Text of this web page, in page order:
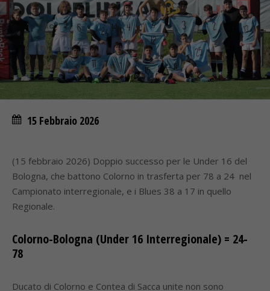
15 Febbraio 2026
(15 febbraio 2026) Doppio successo per le Under 16 del
Bologna, che battono Colorno in trasferta per 78 a 24 nel
Campionato interregionale, e i Blues 38 a 17 in quello
Regionale.
Colorno-Bologna (Under 16 Interregionale) = 24-
78
Ducato di Colorno e Contea di Sacca unite non sono